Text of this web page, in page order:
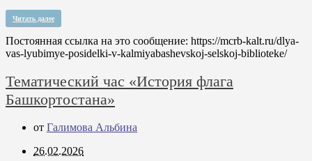
Читать далее
Постоянная ссылка на это сообщение: https://mcrb-kalt.ru/dlya-
vas-lyubimye-posidelki-v-kalmiyabashevskoj-selskoj-biblioteke/
Тематический час «История флага
Башкортостана»
от Галимова Альбина
26.02.2026